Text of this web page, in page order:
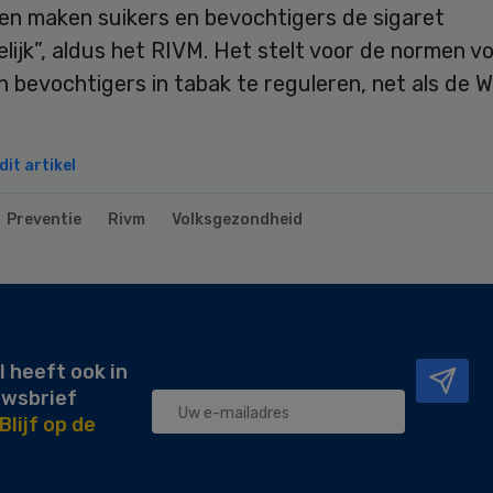
maken suikers en bevochtigers de sigaret
aldus het RIVM. Het stelt voor de normen
bevochtigers in tabak te reguleren, net als de
artikel
Preventie Rivm Volksgezondheid
heeft ook in
Blijf op de